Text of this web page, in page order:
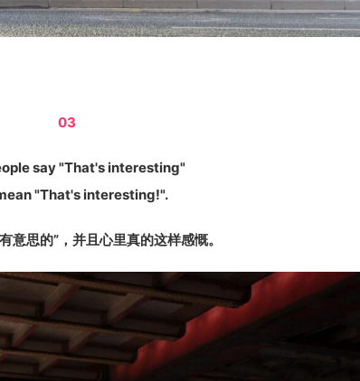
03
say "That's interesting"
"That's interesting!".
意思的”，并且心里真的这样感慨。